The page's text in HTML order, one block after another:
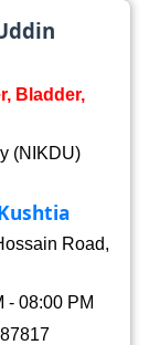
Bladder,
(NIKDU)
Road,
- 08:00 PM